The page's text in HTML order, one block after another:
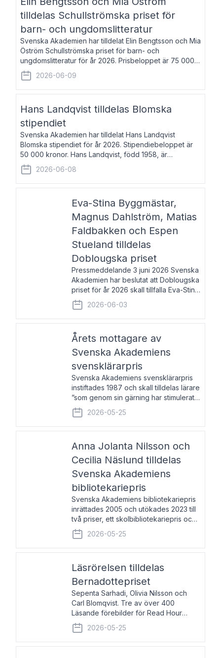
tilldelas Schullströmska priset för
barn- och ungdomslitteratur
Svenska Akademien har tilldelat Elin Bengtsson och Mia
Öström Schullströmska priset för barn- och
ungdomslitteratur för år 2026. Prisbeloppet är 75 000
kronor vardera. Elin Bengtsson, född 1987, är författare
och forskare i genusvetenskap.
2026-06-09
Hans Landqvist tilldelas Blomska
stipendiet
Svenska Akademien har tilldelat Hans Landqvist
Blomska stipendiet för år 2026. Stipendiebeloppet är
50 000 kronor. Hans Landqvist, född 1958, är
professor i svenska vid Göteborgs universitet. Han
disputerade år 2000 på avhandlingen Författn
2026-06-08
Eva-Stina Byggmästar,
Magnus Dahlström, Matias
Faldbakken och Espen
Stueland tilldelas
Doblougska priset
Pressmeddelande 3 juni 2026 Svenska
Akademien har beslutat att Doblougska
priset för år 2026 skall tillfalla Eva-Stina
Byggmästar, Magnus Dahlström, Matias
Faldbakken samt Espen Stueland.
Prisbeloppet är 200 000 svenska
2026-06-03
Årets mottagare av
Svenska Akademiens
svensklärarpris
Svenska Akademiens svensklärarpris
instiftades 1987 och skall tilldelas lärare
”som genom sin gärning har stimulerat
intresset hos unga människor för
svenska språket och litteraturen”.
Prisutdelning och samtal med
2026-05-25
Anna Jolanta Nilsson och
Cecilia Näslund tilldelas
Svenska Akademiens
bibliotekariepris
Svenska Akademiens bibliotekariepris
inrättades 2005 och utökades 2023 till
två priser, ett skolbibliotekariepris och
ett folkbibliotekariepris. Priserna skall
tilldelas bibliotekarier vid svenska folk-
och skolbibliotek som gjort värdefull
2026-05-25
Läsrörelsen tilldelas
Bernadottepriset
Sepenta Sarhadi, Olivia Nilsson och
Carl Blomqvist. Tre av över 400
Läsande förebilder för Read Hour
Sverige. Foto: Michael Wall. Den ideella
föreningen Läsrörelsen tilldelas
Bernadottepriset 2026 för att den
2026-05-25